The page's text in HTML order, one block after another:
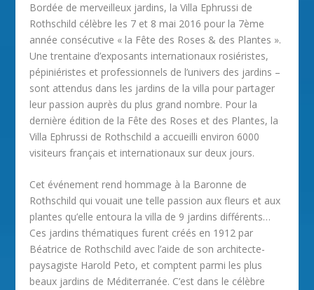
Bordée de merveilleux jardins, la Villa Ephrussi de
Rothschild célèbre les 7 et 8 mai 2016 pour la 7ème
année consécutive « la Fête des Roses & des Plantes ».
Une trentaine d’exposants internationaux rosiéristes,
pépiniéristes et professionnels de l’univers des jardins –
sont attendus dans les jardins de la villa pour partager
leur passion auprès du plus grand nombre. Pour la
dernière édition de la Fête des Roses et des Plantes, la
Villa Ephrussi de Rothschild a accueilli environ 6000
visiteurs français et internationaux sur deux jours.
Cet événement rend hommage à la Baronne de
Rothschild qui vouait une telle passion aux fleurs et aux
plantes qu’elle entoura la villa de 9 jardins différents…
Ces jardins thématiques furent créés en 1912 par
Béatrice de Rothschild avec l’aide de son architecte-
paysagiste Harold Peto, et comptent parmi les plus
beaux jardins de Méditerranée. C’est dans le célèbre